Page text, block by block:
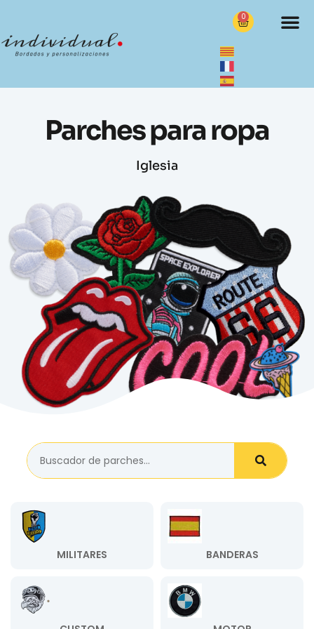
0
Parches para ropa
Iglesia
MILITARES BANDERAS